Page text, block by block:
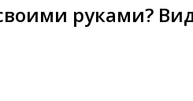
руками?